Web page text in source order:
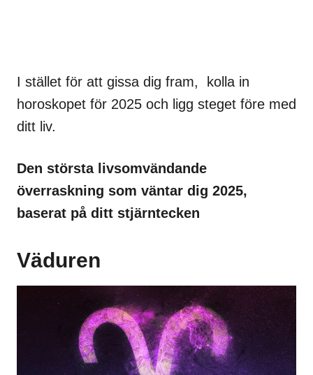
I stället för att gissa dig fram, kolla in
horoskopet för 2025 och ligg steget före med
ditt liv.
Den största livsomvändande
överraskning som väntar dig 2025,
baserat på ditt stjärntecken
Väduren